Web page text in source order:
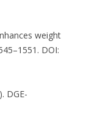
weight
DOI:
DGE-